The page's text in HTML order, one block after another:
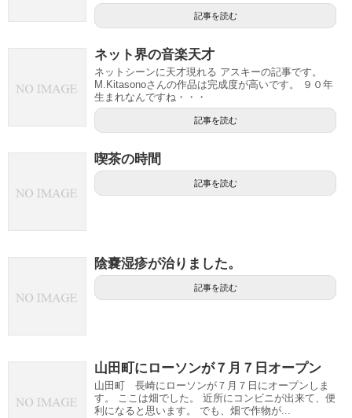
記事を読む
ネット界の音楽天才
ネットシーンに天才現れる アスキーの記事です。
M.Kitasonoさんの作品は完成度が高いです。 ９０年
生まれなんですね・・・
記事を読む
喫茶の時間
記事を読む
陰嚢湿疹が治りました。
記事を読む
山田町にローソンが７月７日オープン
山田町 長崎にローソンが７月７日にオープンしま
す。 ここは畑でした。 近所にコンビニが出来て、便
利になると思います。 でも、畑で作物が...